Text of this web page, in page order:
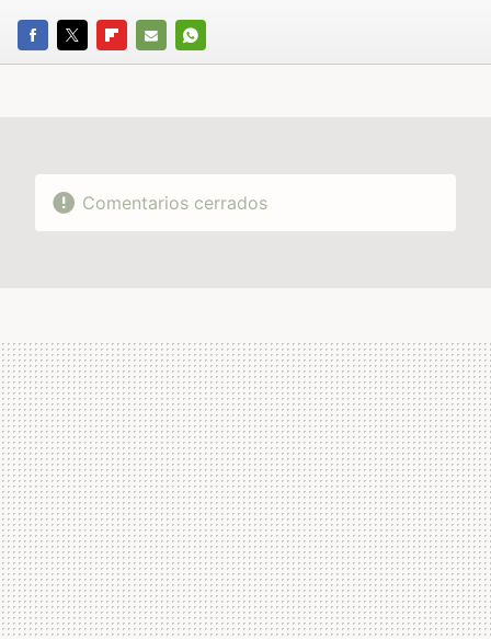
FACEBOOK
TWITTERFLIPBOARD
E-
WHATSAPP
Comentarios cerrados